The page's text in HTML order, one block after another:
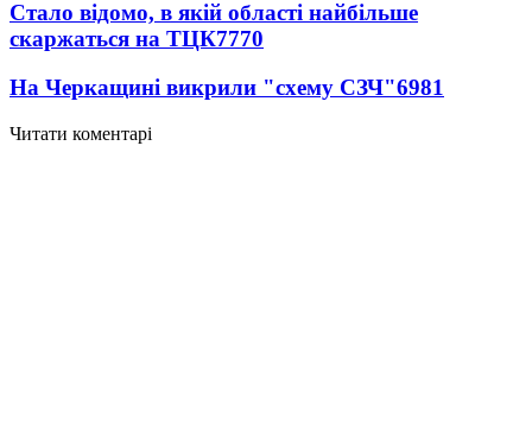
Стало відомо, в якій області найбільше
скаржаться на ТЦК7770
На Черкащині викрили "схему СЗЧ"6981
Читати коментарі